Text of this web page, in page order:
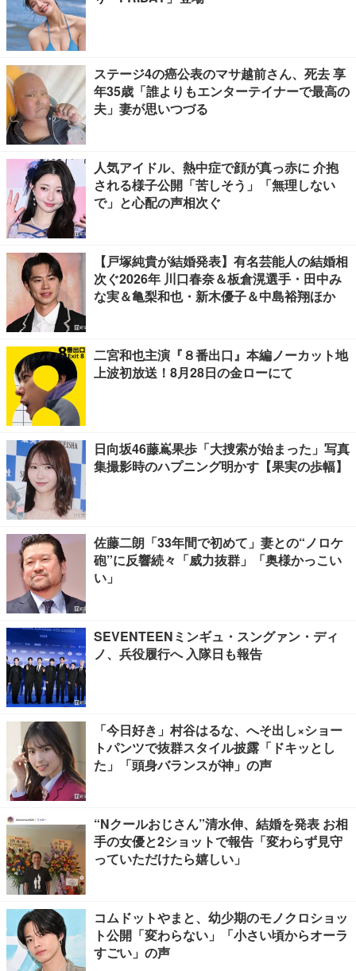
ステージ4の癌公表のマサ越前さん、死去 享
年35歳「誰よりもエンターテイナーで最高の
夫」妻が思いつづる
人気アイドル、熱中症で顔が真っ赤に 介抱
される様子公開「苦しそう」「無理しない
で」と心配の声相次ぐ
【戸塚純貴が結婚発表】有名芸能人の結婚相
次ぐ2026年 川口春奈＆板倉滉選手・田中み
な実＆亀梨和也・新木優子＆中島裕翔ほか
二宮和也主演『８番出口』本編ノーカット地
上波初放送！8月28日の金ローにて
日向坂46藤嶌果歩「大捜索が始まった」写真
集撮影時のハプニング明かす【果実の歩幅】
佐藤二朗「33年間で初めて」妻との“ノロケ
砲”に反響続々「威力抜群」「奥様かっこい
い」
SEVENTEENミンギュ・スングァン・ディ
ノ、兵役履行へ 入隊日も報告
「今日好き」村谷はるな、へそ出し×ショー
トパンツで抜群スタイル披露「ドキッとし
た」「頭身バランスが神」の声
“Nクールおじさん”清水伸、結婚を発表 お相
手の女優と2ショットで報告「変わらず見守
っていただけたら嬉しい」
コムドットやまと、幼少期のモノクロショッ
ト公開「変わらない」「小さい頃からオーラ
すごい」の声